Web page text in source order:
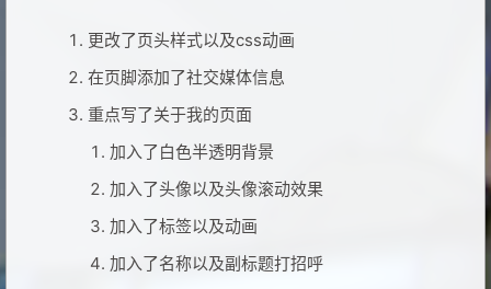
更改了页头样式以及css动画
在页脚添加了社交媒体信息
重点写了关于我的页面
加入了白色半透明背景
加入了头像以及头像滚动效果
加入了标签以及动画
加入了名称以及副标题打招呼